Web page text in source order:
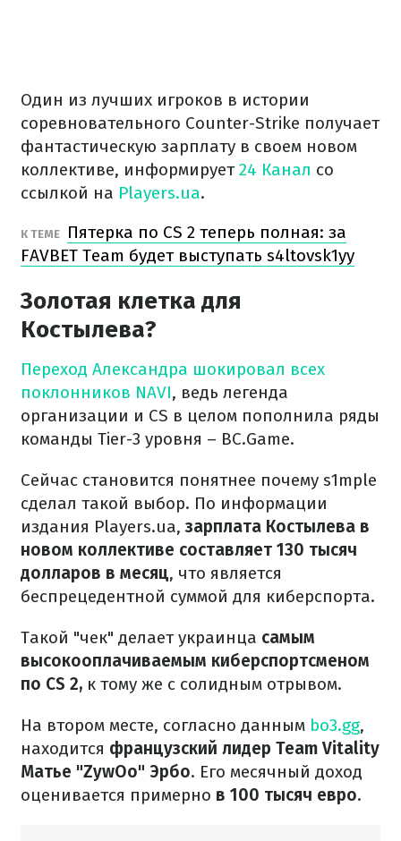
Один из лучших игроков в истории
соревновательного Counter-Strike получает
фантастическую зарплату в своем новом
коллективе, информирует24 Канал со
ссылкой на Players.ua.
К ТЕМЕ
Пятерка по CS 2 теперь полная: за
FAVBET Team будет выступать s4ltovsk1yy
Золотая клетка для
Костылева?
Переход Александра шокировал всех
поклонников NAVI, ведь легенда
организации и CS в целом пополнила ряды
команды Tier-3 уровня – BC.Game.
Сейчас становится понятнее почему s1mple
сделал такой выбор. По информации
издания Players.ua,зарплата Костылева в
новом коллективе составляет 130 тысяч
долларов в месяц, что является
беспрецедентной суммой для киберспорта.
Такой "чек" делает украинца самым
высокооплачиваемым киберспортсменом
по CS 2, к тому же с солидным отрывом.
На втором месте, согласно данным bo3.gg,
находится французский лидер Team Vitality
Матье "ZywOo" Эрбо. Его месячный доход
оценивается примерно в 100 тысяч евро.